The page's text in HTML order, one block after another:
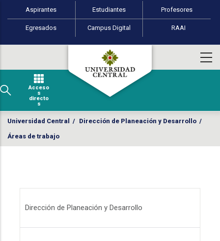
Pasar al contenido principal
Perfiles de usuario
Aspirantes Estudiantes Profesores
Egresados Campus Digital RAAI
Acceso
s
directo
s
Universidad Central / Dirección de Planeación y Desarrollo /
Áreas de trabajo
Dirección de Planeación y Desarrollo